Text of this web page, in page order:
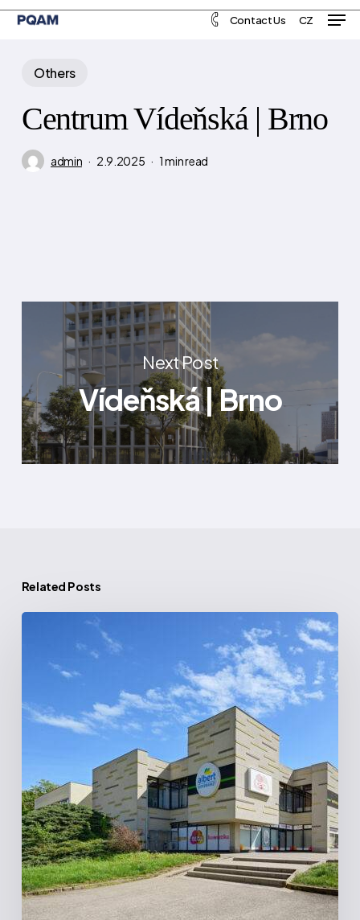
Skip
content
Contact Us CZ
Others
Centrum Vídeňská | Brno
admin 2.9.2025 1 min read
Next Post
Vídeňská | Brno
Related Posts
Obchodní
Praha
Menu